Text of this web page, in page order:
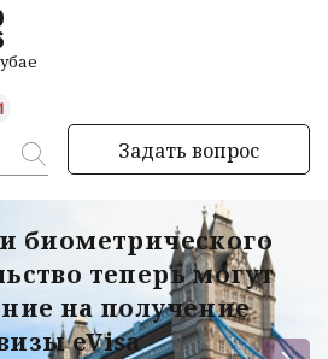
Задать вопрос
биометрического
теперь могут
на получение
eVisa